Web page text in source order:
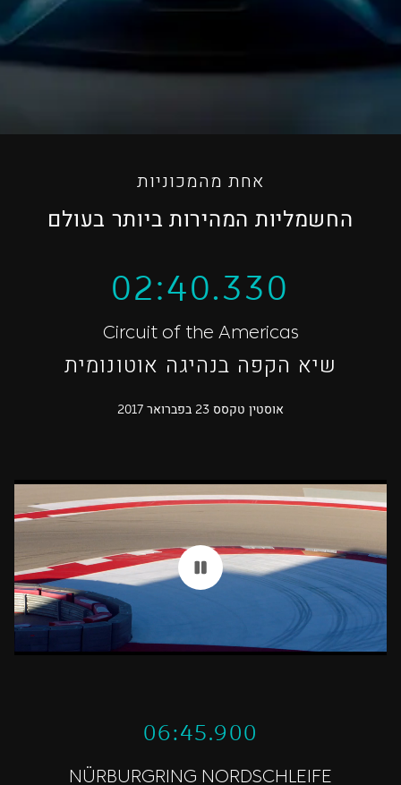
אחת מהמכוניות
החשמליות המהירות ביותר בעולם
02:40.330
Circuit of the Americas
שיא הקפה בנהיגה אוטונומית
אוסטין טקסס 23 בפברואר 2017
06:45.900
NÜRBURGRING NORDSCHLEIFE